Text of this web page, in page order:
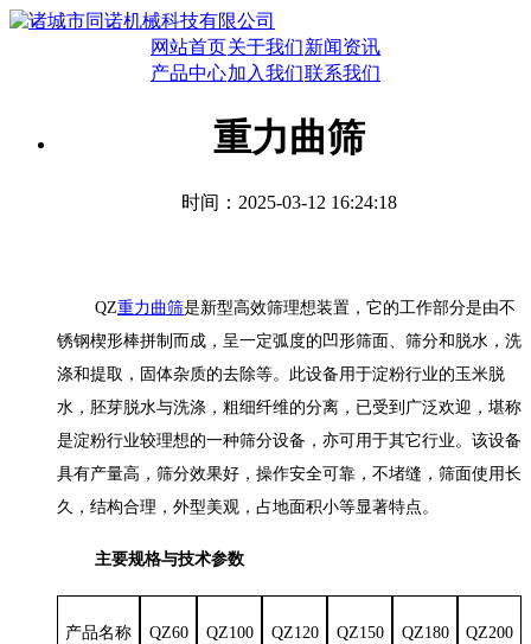
网站首页关于我们新闻资讯
产品中心加入我们联系我们
重力曲筛
时间：2025-03-12 16:24:18
QZ重力曲筛是新型高效筛理想装置，它的工作部分是由不
锈钢楔形棒拼制而成，呈一定弧度的凹形筛面、筛分和脱水，洗
涤和提取，固体杂质的去除等。此设备用于淀粉行业的玉米脱
水，胚芽脱水与洗涤，粗细纤维的分离，已受到广泛欢迎，堪称
是淀粉行业较理想的一种筛分设备，亦可用于其它行业。该设备
具有产量高，筛分效果好，操作安全可靠，不堵缝，筛面使用长
久，结构合理，外型美观，占地面积小等显著特点。
主要规格与技术参数
产品名称 QZ60 QZ100 QZ120 QZ150 QZ180 QZ200